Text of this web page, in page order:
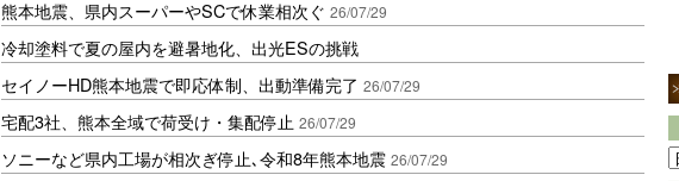
熊本地震、県内スーパーやSCで休業相次ぐ 26/07/29
冷却塗料で夏の屋内を避暑地化、出光ESの挑戦
セイノーHD熊本地震で即応体制、出動準備完了 26/07/29
宅配3社、熊本全域で荷受け・集配停止 26/07/29
ソニーなど県内工場が相次ぎ停止､令和8年熊本地震 26/07/29